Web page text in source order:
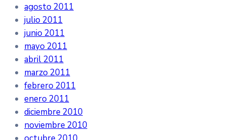
agosto 2011
julio 2011
junio 2011
mayo 2011
abril 2011
marzo 2011
febrero 2011
enero 2011
diciembre 2010
noviembre 2010